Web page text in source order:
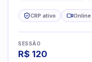
CRP ativo Online
SESSÃO
R$ 120